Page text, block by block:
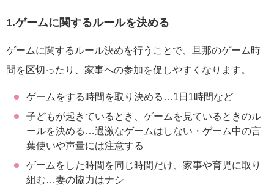
1.ゲームに関するルールを決める
ゲームに関するルール決めを行うことで、旦那のゲーム時
間を区切ったり、家事への参加を促しやすくなります。
ゲームをする時間を取り決める…1日1時間など
子どもが起きているとき、ゲームを見ているときのル
ールを決める…過激なゲームはしない・ゲーム中の言
葉使いや声量には注意する
ゲームをした時間を同じ時間だけ、家事や育児に取り
組む…妻の協力はナシ